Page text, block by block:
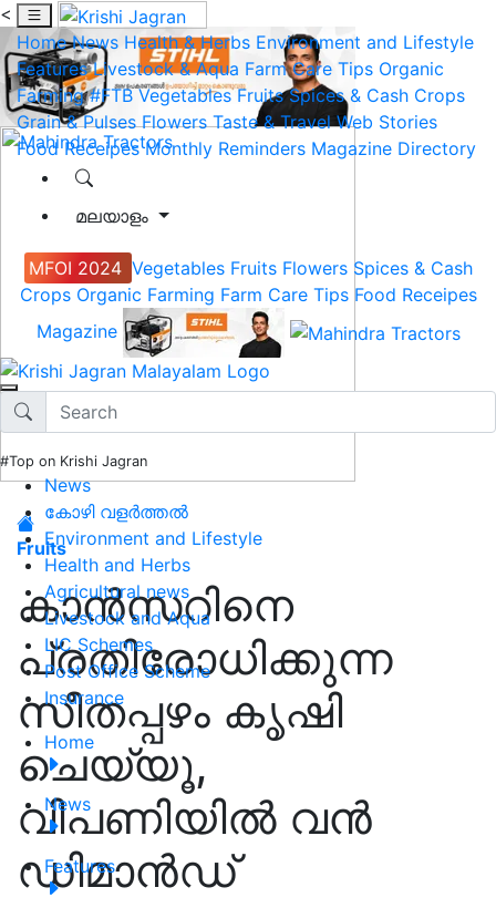
<
Home News Health & Herbs Environment and Lifestyle
Features Livestock & Aqua Farm Care Tips Organic
Farming #FTB Vegetables Fruits Spices & Cash Crops
Grain & Pulses Flowers Taste & Travel Web Stories
Food Receipes Monthly Reminders Magazine Directory
മലയാളം
MFOI 2024 Vegetables Fruits Flowers Spices & Cash
Crops Organic Farming Farm Care Tips Food Receipes
Magazine
#Top on Krishi Jagran
News
കോഴി വളർത്തൽ
Environment and Lifestyle
Health and Herbs
Agricultural news
Livestock and Aqua
LIC Schemes
Post Office Scheme
Insurance
Home
News
Features
Fruits
കാൻസറിനെ
പ്രതിരോധിക്കുന്ന
സീതപ്പഴം കൃഷി
ചെയ്യൂ,
വിപണിയിൽ വൻ
ഡിമാൻഡ്